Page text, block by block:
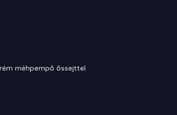
méhpempő őssejttel